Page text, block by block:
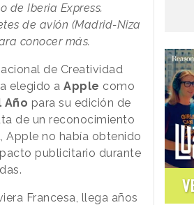
de Iberia Express.
de avión (Madrid-Niza
conocer más.
de Creatividad
elegido aApple como
Año para su edición de
de un reconocimiento
Apple no había obtenido
publicitario durante
Francesa, llega años